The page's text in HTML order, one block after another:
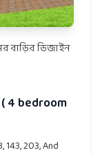
বাড়ির ডিজাইন
4 bedroom
203, And